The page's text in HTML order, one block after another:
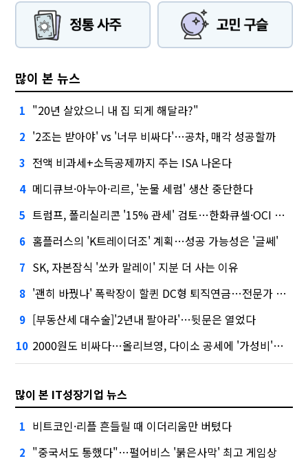
많이 본 뉴스
1 "20년 살았으니 내 집 되게 해달라?"
2 '2조는 받아야' vs '너무 비싸다'…공차, 매각 성공할까
3 전액 비과세+소득공제까지 주는 ISA 나온다
4 메디큐브·아누아·리르, '눈물 세럼' 생산 중단한다
5 트럼프, 폴리실리콘 '15% 관세' 검토…한화큐셀·OCI 영향은?
6 홈플러스의 'K트레이더조' 계획…성공 가능성은 '글쎄'
7 SK, 자본잠식 '쏘카 말레이' 지분 더 사는 이유
8 '괜히 바꿨나' 폭락장이 할퀸 DC형 퇴직연금…전문가 조언은
9 [부동산세 대수술]'2년내 팔아라'…뒷문은 열었다
10 2000원도 비싸다…올리브영, 다이소 공세에 '가성비'로 맞불
많이 본 IT성장기업 뉴스
1 비트코인·리플 흔들릴 때 이더리움만 버텼다
2 "중국서도 통했다"…펄어비스 '붉은사막' 최고 게임상